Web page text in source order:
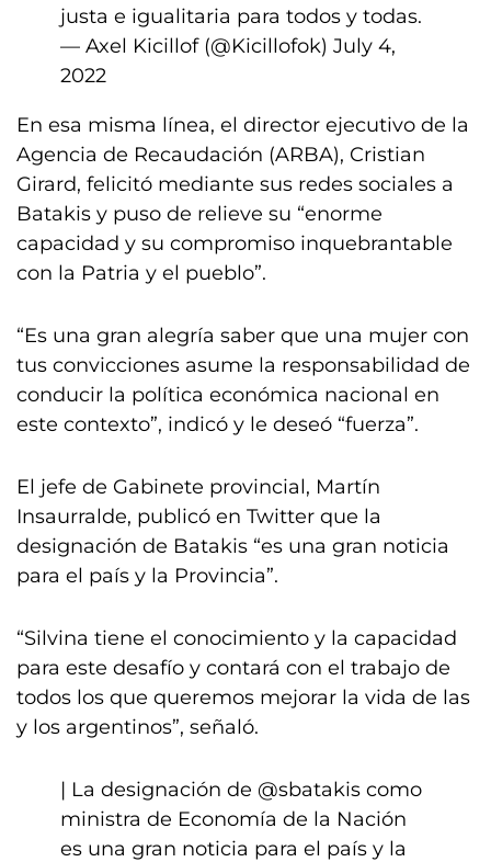
justa e igualitaria para todos y todas.
— Axel Kicillof (@Kicillofok) July 4,
2022
En esa misma línea, el director ejecutivo de la
Agencia de Recaudación (ARBA), Cristian
Girard, felicitó mediante sus redes sociales a
Batakis y puso de relieve su “enorme
capacidad y su compromiso inquebrantable
con la Patria y el pueblo”.
“Es una gran alegría saber que una mujer con
tus convicciones asume la responsabilidad de
conducir la política económica nacional en
este contexto”, indicó y le deseó “fuerza”.
El jefe de Gabinete provincial, Martín
Insaurralde, publicó en Twitter que la
designación de Batakis “es una gran noticia
para el país y la Provincia”.
“Silvina tiene el conocimiento y la capacidad
para este desafío y contará con el trabajo de
todos los que queremos mejorar la vida de las
y los argentinos”, señaló.
| La designación de @sbatakis como
ministra de Economía de la Nación
es una gran noticia para el país y la